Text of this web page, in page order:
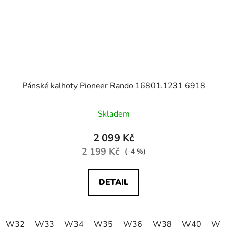
Pánské kalhoty Pioneer Rando 16801.1231 6918
Skladem
2 099 Kč
2 199 Kč (–4 %)
DETAIL
W32 W33 W34 W35 W36 W38 W40